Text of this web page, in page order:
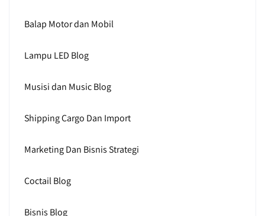
Balap Motor dan Mobil
Lampu LED Blog
Musisi dan Music Blog
Shipping Cargo Dan Import
Marketing Dan Bisnis Strategi
Coctail Blog
Bisnis Blog